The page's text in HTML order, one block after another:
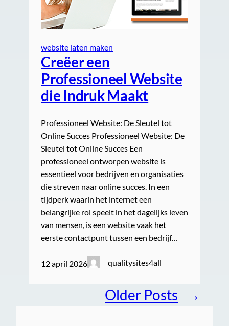
website laten maken
Creëer een
Professioneel Website
die Indruk Maakt
Professioneel Website: De Sleutel tot
Online Succes Professioneel Website: De
Sleutel tot Online Succes Een
professioneel ontworpen website is
essentieel voor bedrijven en organisaties
die streven naar online succes. In een
tijdperk waarin het internet een
belangrijke rol speelt in het dagelijks leven
van mensen, is een website vaak het
eerste contactpunt tussen een bedrijf…
12 april 2026 qualitysites4all
Older Posts →